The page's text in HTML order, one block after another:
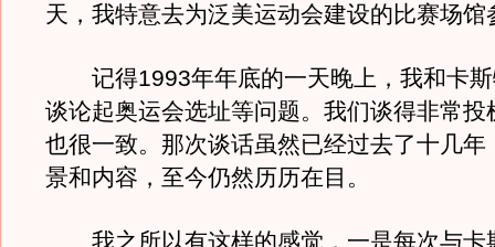
天，我特意去为泛美运动会建设的比赛场馆
记得1993年年底的一天晚上，我和卡斯
谈论起奥运会选址等问题。我们谈得非常投
也很一致。那次谈话虽然已经过去了十几年
景和内容，至今仍然历历在目。
我之所以有这样的感觉，一是每次与卡